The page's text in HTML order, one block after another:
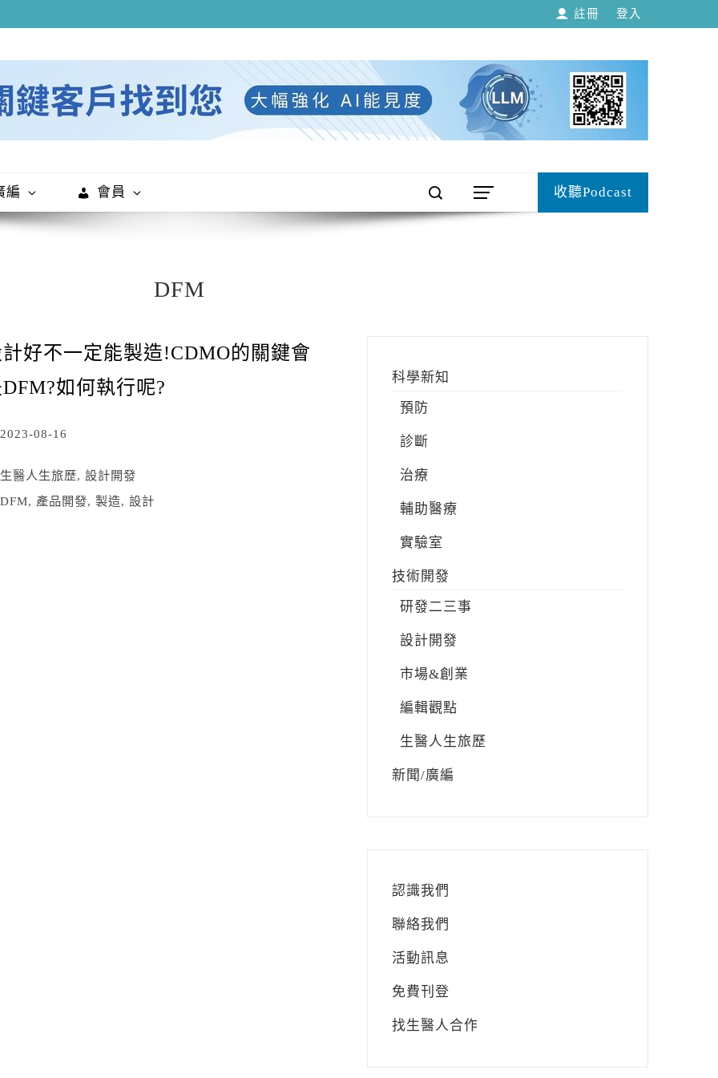
註冊 登入
編 會員 收聽Podcast
DFM
好不一定能製造!CDMO的關鍵會
如何執行呢?
2023-08-16
生醫人生旅歷, 設計開發
DFM, 產品開發, 製造, 設計
科學新知
預防
診斷
治療
輔助醫療
實驗室
技術開發
研發二三事
設計開發
市場&創業
編輯觀點
生醫人生旅歷
新聞/廣編
認識我們
聯絡我們
活動訊息
免費刊登
找生醫人合作